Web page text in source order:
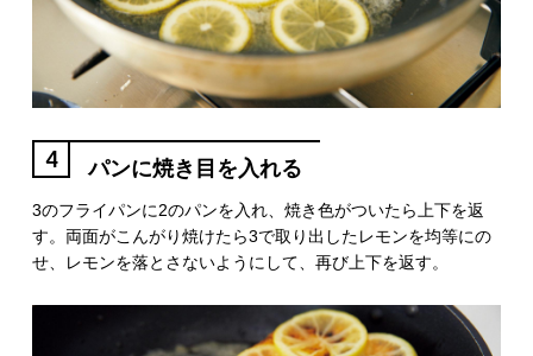
4 パンに焼き目を入れる
3のフライパンに2のパンを入れ、焼き色がついたら上下を返
す。両面がこんがり焼けたら3で取り出したレモンを均等にの
せ、レモンを落とさないようにして、再び上下を返す。